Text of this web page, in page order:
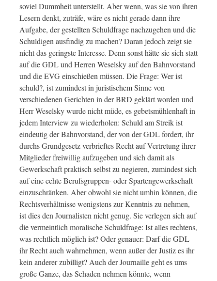
soviel Dummheit unterstellt. Aber wenn, was sie von ihren
Lesern denkt, zuträfe, wäre es nicht gerade dann ihre
Aufgabe, der gestellten Schuldfrage nachzugehen und die
Schuldigen ausfindig zu machen? Daran jedoch zeigt sie
nicht das geringste Interesse. Denn sonst hätte sie sich statt
auf die GDL und Herren Weselsky auf den Bahnvorstand
und die EVG einschießen müssen. Die Frage: Wer ist
schuld?, ist zumindest in juristischem Sinne von
verschiedenen Gerichten in der BRD geklärt worden und
Herr Weselsky wurde nicht müde, es gebetsmühlenhaft in
jedem Interview zu wiederholen: Schuld am Streik ist
eindeutig der Bahnvorstand, der von der GDL fordert, ihr
durchs Grundgesetz verbrieftes Recht auf Vertretung ihrer
Mitglieder freiwillig aufzugeben und sich damit als
Gewerkschaft praktisch selbst zu negieren, zumindest sich
auf eine echte Berufsgruppen- oder Spartengewerkschaft
einzuschränken. Aber obwohl sie nicht umhin können, die
Rechtsverhältnisse wenigstens zur Kenntnis zu nehmen,
ist dies den Journalisten nicht genug. Sie verlegen sich auf
die vermeintlich moralische Schuldfrage: Ist alles rechtens,
was rechtlich möglich ist? Oder genauer: Darf die GDL
ihr Recht auch wahrnehmen, wenn außer der Justiz es ihr
kein anderer zubilligt? Auch der Journaille geht es ums
große Ganze, das Schaden nehmen könnte, wenn